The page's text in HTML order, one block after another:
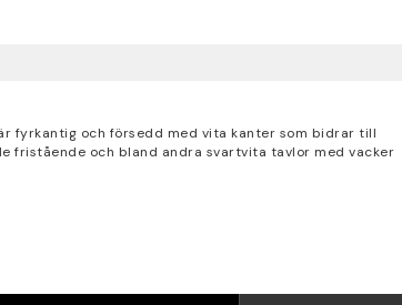
fyrkantig och försedd med vita kanter som bidrar till
fristående och bland andra svartvita tavlor med vacker